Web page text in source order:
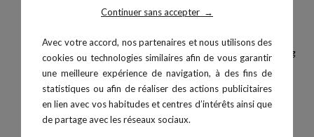
Continuer sans accepter →
Avec votre accord, nos partenaires et nous utilisons des
cookies ou technologies similaires afin de vous garantir
une meilleure expérience de navigation, à des fins de
statistiques ou afin de réaliser des actions publicitaires
en lien avec vos habitudes et centres d’intérêts ainsi que
de partage avec les réseaux sociaux.